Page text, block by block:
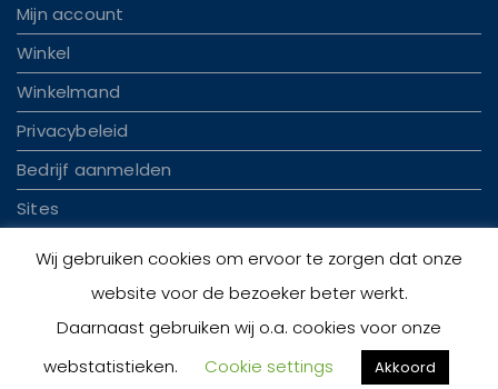
Mijn account
Winkel
Winkelmand
Privacybeleid
Bedrijf aanmelden
Sites
Theme Ansar
Wij gebruiken cookies om ervoor te zorgen dat onze
website voor de bezoeker beter werkt.
Daarnaast gebruiken wij o.a. cookies voor onze
webstatistieken.
Cookie settings Akkoord